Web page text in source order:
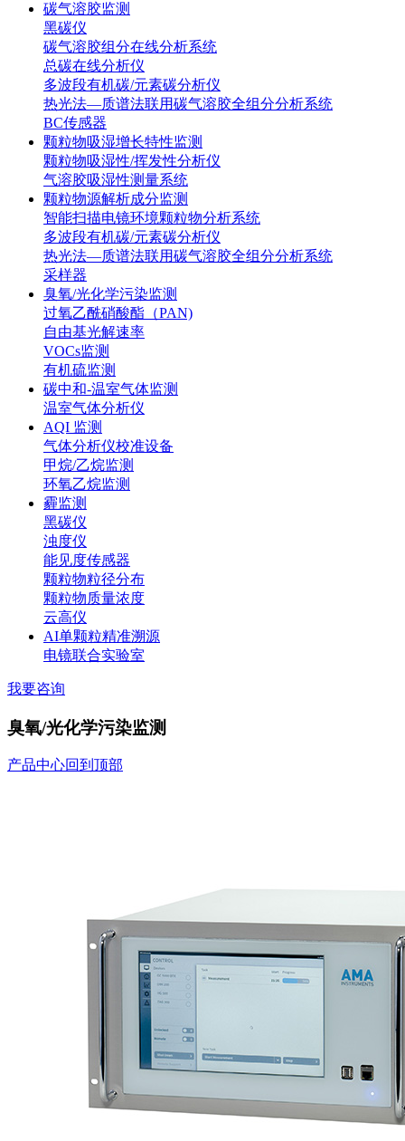
碳气溶胶监测
黑碳仪
碳气溶胶组分在线分析系统
总碳在线分析仪
多波段有机碳/元素碳分析仪
热光法—质谱法联用碳气溶胶全组分分析系统
BC传感器
颗粒物吸湿增长特性监测
颗粒物吸湿性/挥发性分析仪
气溶胶吸湿性测量系统
颗粒物源解析成分监测
智能扫描电镜环境颗粒物分析系统
多波段有机碳/元素碳分析仪
热光法—质谱法联用碳气溶胶全组分分析系统
采样器
臭氧/光化学污染监测
过氧乙酰硝酸酯（PAN)
自由基光解速率
VOCs监测
有机硫监测
碳中和-温室气体监测
温室气体分析仪
AQI 监测
气体分析仪校准设备
甲烷/乙烷监测
环氧乙烷监测
霾监测
黑碳仪
浊度仪
能见度传感器
颗粒物粒径分布
颗粒物质量浓度
云高仪
AI单颗粒精准溯源
电镜联合实验室
我要咨询
臭氧/光化学污染监测
产品中心回到顶部